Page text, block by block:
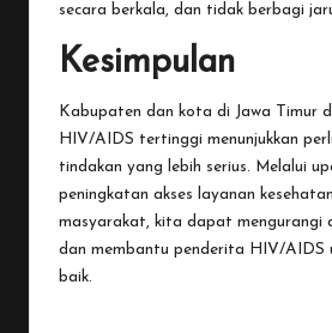
secara berkala, dan tidak berbagi
Kesimpulan
Kabupaten dan kota di Jawa Timur
HIV/AIDS tertinggi menunjukkan
tindakan yang lebih serius. Melalui
peningkatan akses layanan
masyarakat, kita dapat mengurangi
dan membantu penderita HIV/AIDS
baik.